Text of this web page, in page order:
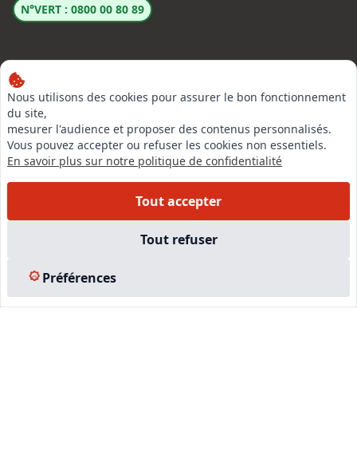
Nous utilisons des cookies pour assurer le bon fonctionnement
du site,
mesurer l'audience et proposer des contenus personnalisés.
Vous pouvez accepter ou refuser les cookies non essentiels.
En savoir plus sur notre politique de confidentialité
Tout accepter
Tout refuser
Préférences
N°VERT : 0800 00 80 89
LinkedIn
Instagram
EN SAVOIR PLUS
Formations
Nous rejoindre